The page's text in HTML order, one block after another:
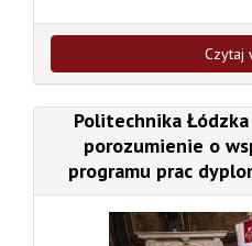
Czytaj
Politechnika
porozumienie o
programu prac